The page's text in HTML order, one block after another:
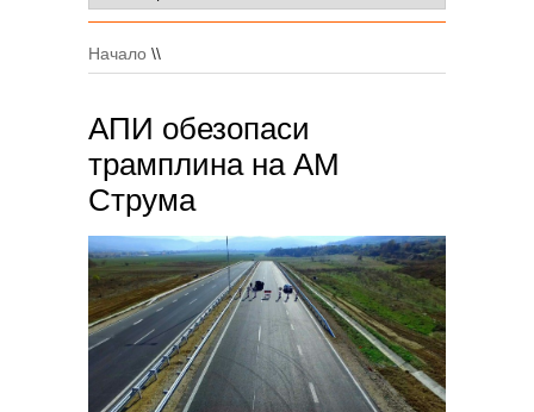
Начало \\
АПИ обезопаси
трамплина на АМ
Струма